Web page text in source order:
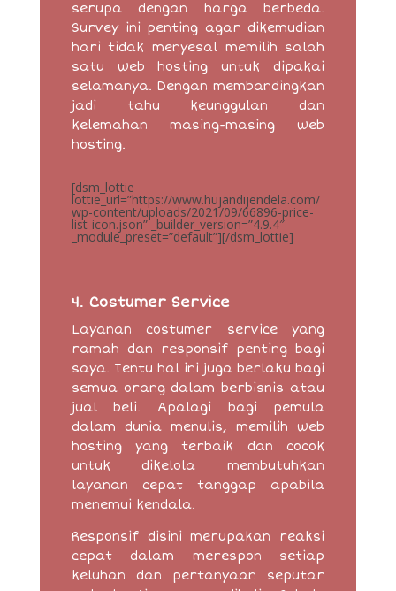
serupa dengan harga berbeda.
Survey ini penting agar dikemudian
hari tidak menyesal memilih salah
satu web hosting untuk dipakai
selamanya. Dengan membandingkan
jadi tahu keunggulan dan
kelemahan masing-masing web
hosting.
[dsm_lottie
lottie_url=”https://www.hujandijendela.com/
wp-content/uploads/2021/09/66896-price-
list-icon.json” _builder_version=”4.9.4″
_module_preset=”default”][/dsm_lottie]
4. Costumer Service
Layanan costumer service yang
ramah dan responsif penting bagi
saya. Tentu hal ini juga berlaku bagi
semua orang dalam berbisnis atau
jual beli. Apalagi bagi pemula
dalam dunia menulis, memilih web
hosting yang terbaik dan cocok
untuk dikelola membutuhkan
layanan cepat tanggap apabila
menemui kendala.
Responsif disini merupakan reaksi
cepat dalam merespon setiap
keluhan dan pertanyaan seputar